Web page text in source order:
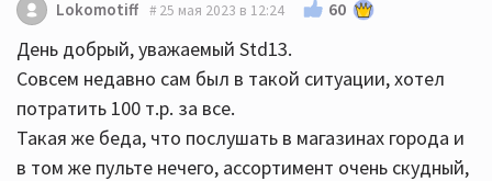
Lokomotiff 25 мая 2023 в 12:24 60
День добрый, уважаемый Std13.
Совсем недавно сам был в такой ситуации, хотел
потратить 100 т.р. за все.
Такая же беда, что послушать в магазинах города и
в том же пульте нечего, ассортимент очень скудный,